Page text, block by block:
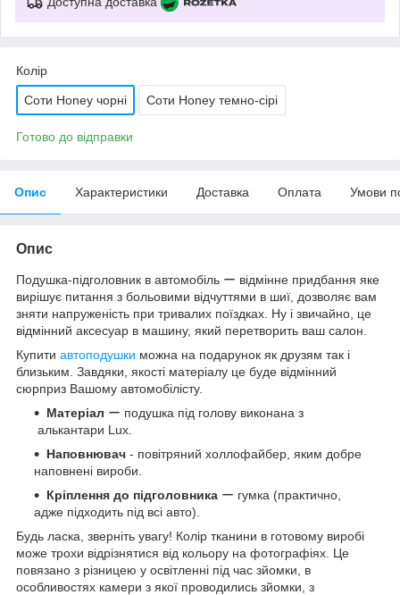
Колір
Соти Honey чорні Соти Honey темно-сірі
Готово до відправки
Опис Характеристики Доставка Оплата Умови
Опис
Подушка-підголовник в автомобіль ー відмінне придбання яке
вирішує питання з больовими відчуттями в шиї, дозволяє вам
зняти напруженість при тривалих поїздках. Ну і звичайно, це
відмінний аксесуар в машину, який перетворить ваш салон.
Купити автоподушки можна на подарунок як друзям так і
близьким. Завдяки, якості матеріалу це буде відмінний
сюрприз Вашому автомобілісту.
Матеріал ー подушка під голову виконана з
алькантари Lux.
Наповнювач - повітряний холлофайбер, яким добре
наповнені вироби.
Кріплення до підголовника ー гумка (практично,
адже підходить під всі авто).
Будь ласка, зверніть увагу! Колір тканини в готовому виробі
може трохи відрізнятися від кольору на фотографіях. Це
повязано з різницею у освітленні під час зйомки, в
особливостях камери з якої проводились зйомки, з